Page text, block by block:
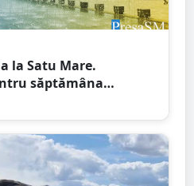
la Satu Mare.
săptămâna